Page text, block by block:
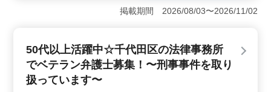
点を置く法律事務所では、一般民事事件の個人間紛争を
中心にした弁護士を募集しています。交通事故、相続、
＞ 50歳以上も活躍中の弁護士事務所で、シニア層を歓
迎しています。経験を活かして新しいステージで活動で
きます。未経験者にも積極的にサポートがあり、個人案
件受任可、弁護士登録費用も事務所負担です。 ＜待
掲載期間 2026/08/03〜2026/11/02
50代以上活躍中☆千代田区の法律事務所
でベテラン弁護士募集！〜刑事事件を取り
扱っています〜